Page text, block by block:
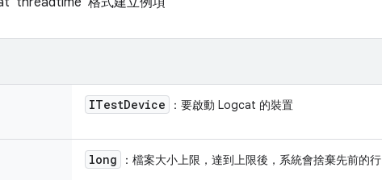
ITestDevice ：要啟動 Logcat 的裝置
long ：檔案大小上限，達到上限後，系統會捨棄先前的行